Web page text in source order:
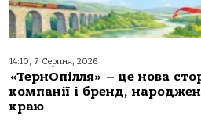
14:10, 7 Серпня, 2026
«ТернОпілля» – це нова
компанії і бренд,
краю